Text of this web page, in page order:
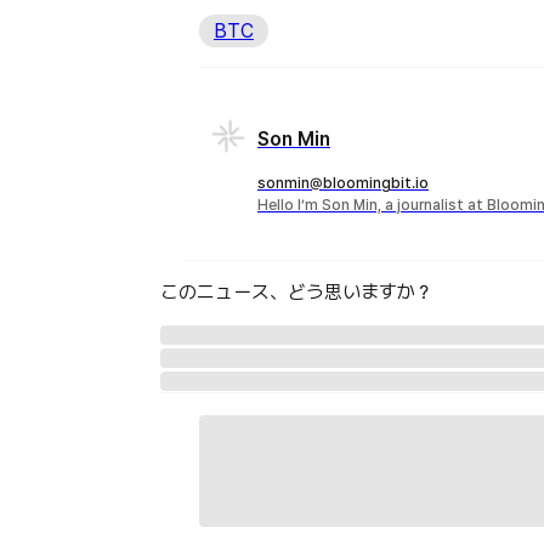
BTC
Son Min
sonmin@bloomingbit.io
Hello I’m Son Min, a journalist at
このニュース、どう思いますか？